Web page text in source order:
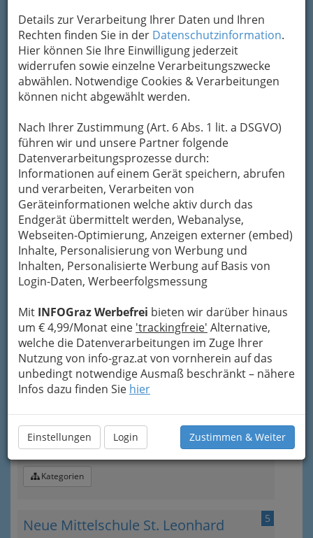
Details zur Verarbeitung Ihrer Daten und Ihren
Rechten finden Sie in der Datenschutzinformation.
Hier können Sie Ihre Einwilligung jederzeit
widerrufen sowie einzelne Verarbeitungszwecke
abwählen. Notwendige Cookies & Verarbeitungen
können nicht abgewählt werden.
Nach Ihrer Zustimmung (Art. 6 Abs. 1 lit. a DSGVO)
führen wir und unsere Partner folgende
Datenverarbeitungsprozesse durch:
Informationen auf einem Gerät speichern, abrufen
und verarbeiten, Verarbeiten von
Geräteinformationen welche aktiv durch das
Endgerät übermittelt werden, Webanalyse,
Webseiten-Optimierung, Anzeigen externer (embed)
Inhalte, Personalisierung von Werbung und
Inhalten, Personalisierte Werbung auf Basis von
Login-Daten, Werbeerfolgsmessung
Mit INFOGraz Werbefrei bieten wir darüber hinaus
um € 4,99/Monat eine 'trackingfreie' Alternative,
welche die Datenverarbeitungen im Zuge Ihrer
Nutzung von info-graz.at von vornherein auf das
unbedingt notwendige Ausmaß beschränkt – nähere
Infos dazu finden Sie hier
Einstellungen Login Zustimmen & Weiter
Neue Mittelschule Sankt Johann
Mariatroster Straße 128, 8043 Graz
+43 316 872 6705
+43 316 872 6706
E-Mail
Karte & Routenplaner
Eintrag ändern
Kategorien
3
Neue Mittelschule der Grazer
Schulschwestern
Georgigasse 84, 8020 Graz
+43 316 583 341 - 112
E-Mail
Karte & Routenplaner
Eintrag ändern
4
Neue Sportmittelschule Graz-
Bruckner
Brucknerstraße 49, 8010 Graz
+43 316 872 6925
+43 316 872 6926
Webseite
E-Mail
Karte & Routenplaner
Eintrag ändern
Kategorien
5
Neue Mittelschule St. Leonhard